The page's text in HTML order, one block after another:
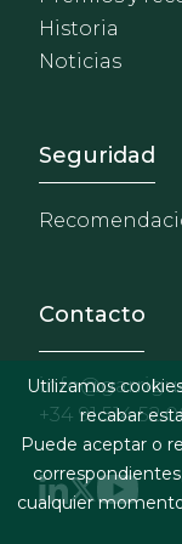
Historia
Noticias
Footer
Seguridad
Contacto
+34 91 514 52
Utilizamos
recabar
Puede aceptar o
cualquier